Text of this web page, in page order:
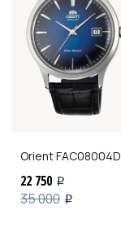
OrientFAC08004D
22 750 i
35 000 i